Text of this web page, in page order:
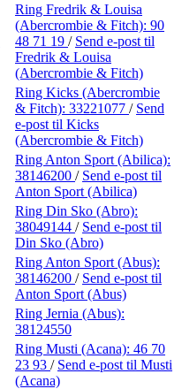
Ring Fredrik & Louisa
(Abercrombie & Fitch): 90
48 71 19 / Send e-post til
Fredrik & Louisa
(Abercrombie & Fitch)
Ring Kicks (Abercrombie
& Fitch): 33221077 / Send
e-post til Kicks
(Abercrombie & Fitch)
Ring Anton Sport (Abilica):
38146200 / Send e-post til
Anton Sport (Abilica)
Ring Din Sko (Abro):
38049144 / Send e-post til
Din Sko (Abro)
Ring Anton Sport (Abus):
38146200 / Send e-post til
Anton Sport (Abus)
Ring Jernia (Abus):
38124550
Ring Musti (Acana): 46 70
23 93 / Send e-post til Musti
(Acana)